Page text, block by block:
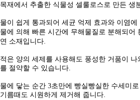
목재에서 추출한 식물성 셀룰로스로 만든 생
물이 쉽게 통과되어 세균 억제 효과와 이염
물에 의해 빠른 시간에 무해물질로 분해되어
연 소재입니다.
적은 양의 세제를 사용해도 풍성한 거품이
를 절약할 수 있습니다.
물에 닿는 순간 3초만에 빵실빵실한 수세미
기름때도 시원하게 제거해 줍니다.